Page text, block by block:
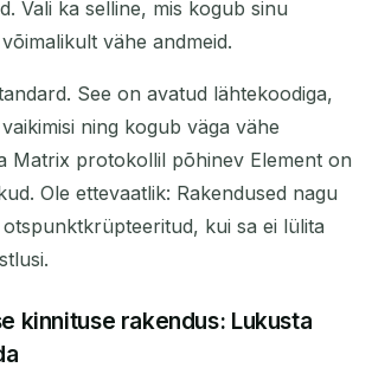
Vali ka selline, mis kogub sinu
vähe andmeid.
See on avatud lähtekoodiga,
ning kogub väga vähe
Matrix protokollil põhinev Element on
Ole ettevaatlik: Rakendused nagu
kui sa ei lülita
kinnituse rakendus: Lukusta